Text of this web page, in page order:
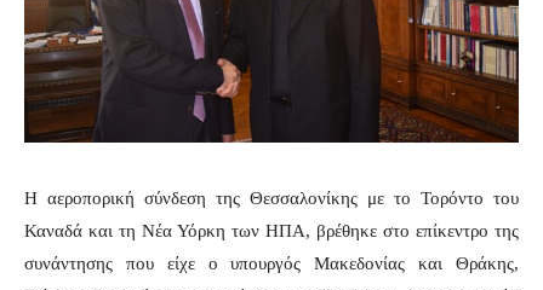
Η αεροπορική σύνδεση της Θεσσαλονίκης με το Τορόντο του
Καναδά και τη Νέα Υόρκη των ΗΠΑ, βρέθηκε στο επίκεντρο της
συνάντησης που είχε ο υπουργός Μακεδονίας και Θράκης,